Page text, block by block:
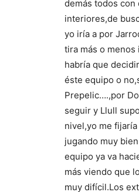
demás todos
interiores,de
yo iría a por
tira más o menos
habría que
éste equipo o
Prepelic….,por
seguir y Llull
nivel,yo me
jugando muy
equipo ya va
más viendo que
muy difícil.Los